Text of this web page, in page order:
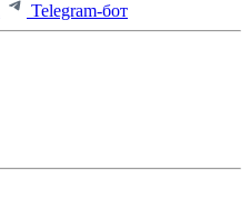
Telegram-бот